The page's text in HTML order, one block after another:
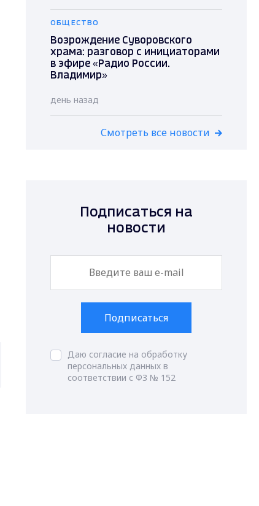
ОБЩЕСТВО
Возрождение Суворовского
храма: разговор с инициаторами
в эфире «Радио России.
Владимир»
день назад
Смотреть все новости
Подписаться на
новости
Подписаться
Даю согласие на обработку
персональных данных в
соответствии с ФЗ № 152